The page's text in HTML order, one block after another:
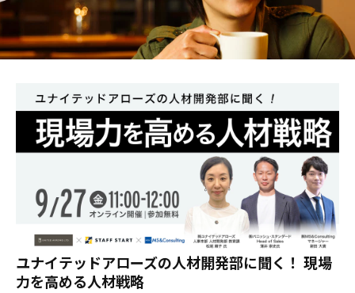
企業情報
ユナイテッドアローズの人材開発部に聞く！ 現場
力を高める人材戦略